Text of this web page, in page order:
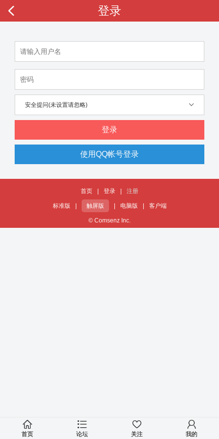
登录
安全提问(未设置请忽略)
登录
使用QQ帐号登录
首页 登录 注册
标准版 触屏版 电脑版 客户端
© Comsenz Inc.
首页 论坛 关注 我的